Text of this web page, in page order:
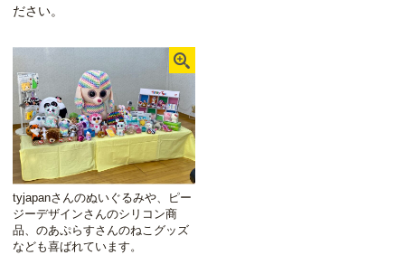
ださい。
tyjapanさんのぬいぐるみや、ピー
ジーデザインさんのシリコン商
品、のあぷらすさんのねこグッズ
なども喜ばれています。